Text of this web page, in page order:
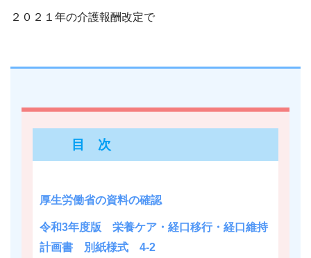
２０２１年の介護報酬改定で
目 次
厚生労働省の資料の確認
令和3年度版 栄養ケア・経口移行・経口維持
計画書 別紙様式 4-2